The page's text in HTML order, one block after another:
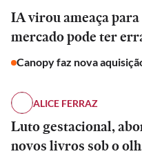
IA virou ameaça
mercado pode ter
Canopy faz nova
ALICE FERRAZ
Luto gestacional,
novos livros sob o